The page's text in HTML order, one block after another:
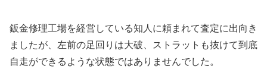
鈑金修理工場を経営している知人に頼まれて査定に出向き
ましたが、左前の足回りは大破、ストラットも抜けて到底
自走ができるような状態ではありませんでした。